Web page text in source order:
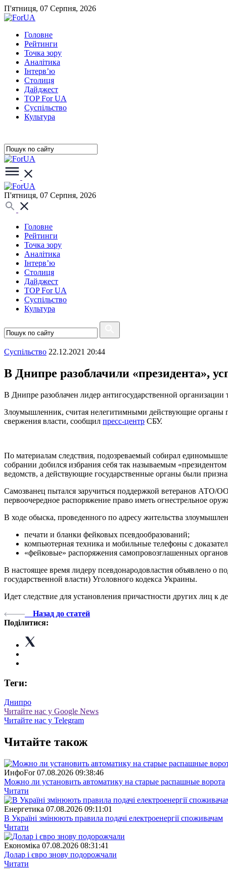
П'ятниця, 07 Серпня, 2026
Головне
Рейтинги
Точка зору
Аналітика
Інтерв’ю
Столиця
Дайджест
TOP For UA
Суспiльство
Культура
П'ятниця, 07 Серпня, 2026
Головне
Рейтинги
Точка зору
Аналітика
Інтерв’ю
Столиця
Дайджест
TOP For UA
Суспiльство
Культура
Суспiльство 22.12.2021 20:44
В Днипре разоблачили «президента»,
В Днипре разоблачен лидер антигосударственной
Злоумышленник, считая нелегитимными действующие органы
свержения власти, сообщил пресс-центр СБУ.
По материалам следствия, подозреваемый собирал
собрании добился избрания себя так называемым
ведомств, а действующие государственные органы были
Самозванец пытался заручиться поддержкой ветеранов АТО/
первоочередное распоряжение право иметь огнестрельное
В ходе обыска, проведенного по адресу жительства
печати и бланки фейковых псевдообразований;
компьютерная техника и мобильные телефоны с
«фейковые» распоряжения самопровозглашенных
В настоящее время лидеру псевдонародовластия объявлено о
государственной власти) Уголовного кодекса Украины.
Идет следствие для установления причастности других лиц к
Назад до статей
Поділитися:
Теги:
Днипро
Читайте нас у Google News
Читайте нас у Telegram
Читайте також
ИнфоFor 07.08.2026 09:38:46
Можно ли установить автоматику на старые распашные ворота
Читати
Енергетика 07.08.2026 09:11:01
В Україні змінюють правила подачі електроенергії споживачам
Читати
Економіка 07.08.2026 08:31:41
Долар і євро знову подорожчали
Читати